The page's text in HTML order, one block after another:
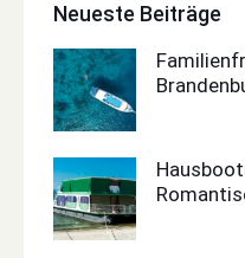
Neueste Beiträge